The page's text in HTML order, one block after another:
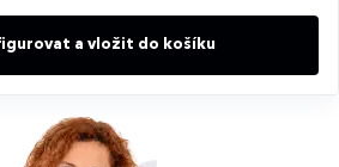
a vložit do košíku